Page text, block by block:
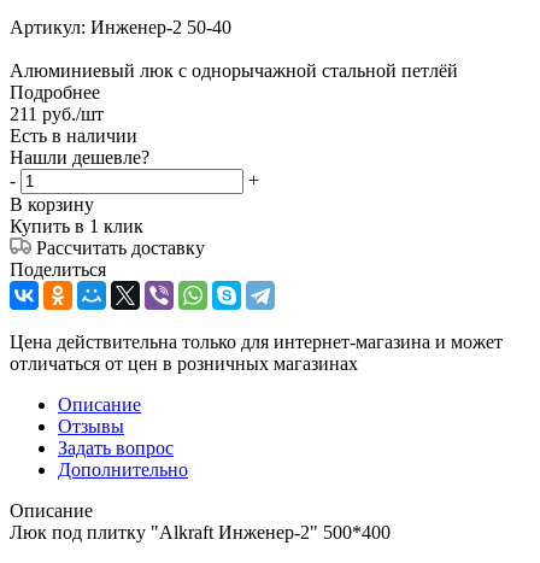
Артикул: Инженер-2 50-40
Алюминиевый люк с однорычажной стальной петлёй
Подробнее
211 руб./шт
Есть в наличии
Нашли дешевле?
-
+
В корзину
Купить в 1 клик
Рассчитать доставку
Поделиться
Цена действительна только для интернет-магазина и может
отличаться от цен в розничных магазинах
Описание
Отзывы
Задать вопрос
Дополнительно
Описание
Люк под плитку "Alkraft Инженер-2" 500*400